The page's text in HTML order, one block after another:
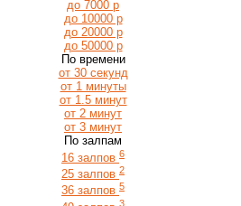
до 7000 р
до 10000 р
до 20000 р
до 50000 р
По времени
от 30 секунд
от 1 минуты
от 1.5 минут
от 2 минут
от 3 минут
По залпам
16 залпов 6
25 залпов 2
36 залпов 5
3